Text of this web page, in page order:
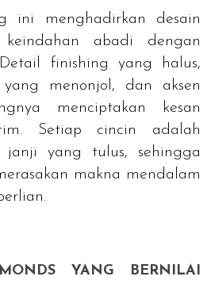
ini menghadirkan desain
abadi dengan
finishing yang halus,
menonjol, dan aksen
menciptakan kesan
Setiap cincin adalah
janji yang tulus, sehingga
makna mendalam
YANG BERNILAI